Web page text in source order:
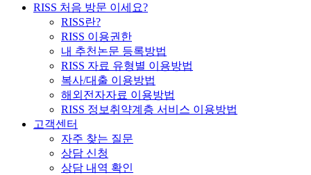
RISS 처음 방문 이세요?
RISS란?
RISS 이용권한
내 추천논문 등록방법
RISS 자료 유형별 이용방법
복사/대출 이용방법
해외전자자료 이용방법
RISS 정보취약계층 서비스 이용방법
고객센터
자주 찾는 질문
상담 신청
상담 내역 확인